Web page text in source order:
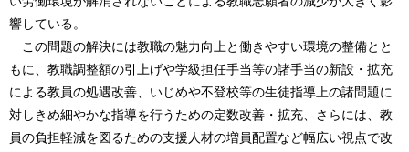
響している。
この問題の解決には教職の魅力向上と働きやすい環境の整備とと
もに、教職調整額の引上げや学級担任手当等の諸手当の新設・拡充
による教員の処遇改善、いじめや不登校等の生徒指導上の諸問題に
対しきめ細やかな指導を行うための定数改善・拡充、さらには、教
員の負担軽減を図るための支援人材の増員配置など幅広い視点で改